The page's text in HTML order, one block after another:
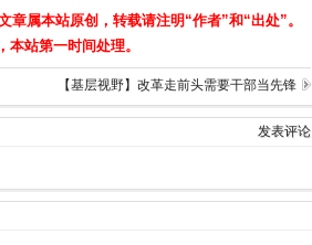
属本站原创，转载请注明“作者”和“出处”。
站第一时间处理。
【基层视野】改革走前头需要干部当先锋
发表评论